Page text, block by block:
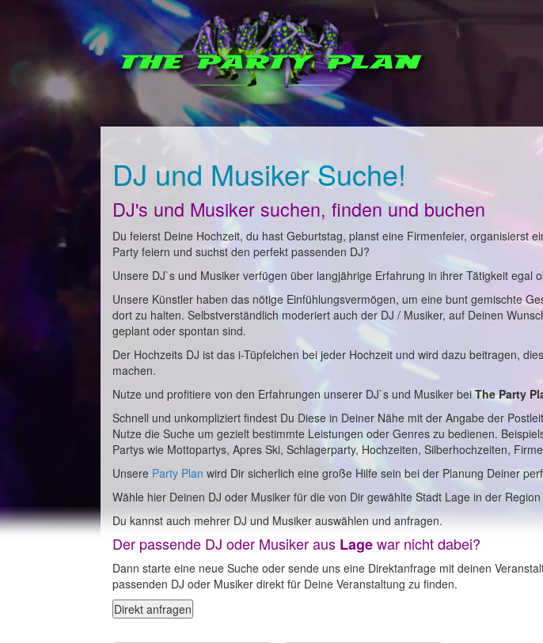
DJ und Musiker Suche!
DJ's und Musiker suchen, finden und buchen
Du feierst Deine Hochzeit, du hast Geburtstag, planst eine Firmenfeier, organisierst
Party feiern und suchst den perfekt passenden DJ?
Unsere DJ`s und Musiker verfügen über langjährige Erfahrung in ihrer Tätigkeit egal
Unsere Künstler haben das nötige Einfühlungsvermögen, um eine bunt gemischte
dort zu halten. Selbstverständlich moderiert auch der DJ / Musiker, auf Deinen
geplant oder spontan sind.
Der Hochzeits DJ ist das i-Tüpfelchen bei jeder Hochzeit und wird dazu beitragen,
machen.
Nutze und profitiere von den Erfahrungen unserer DJ`s und Musiker beiThe Party
Schnell und unkompliziert findest Du Diese in Deiner Nähe mit der Angabe der
Nutze die Suche um gezielt bestimmte Leistungen oder Genres zu bedienen.
Partys wie Mottopartys, Apres Ski, Schlagerparty, Hochzeiten, Silberhochzeiten,
Unsere Party Plan wird Dir sicherlich eine große Hilfe sein bei der Planung Deiner
Wähle hier Deinen DJ oder Musiker für die von Dir gewählte Stadt Lage in der
Du kannst auch mehrer DJ und Musiker auswählen und anfragen.
Der passende DJ oder Musiker aus Lagewar nicht dabei?
Dann starte eine neue Suche oder sende uns eine Direktanfrage mit deinen
passenden DJ oder Musiker direkt für Deine Veranstaltung zu finden.
Direkt anfragen